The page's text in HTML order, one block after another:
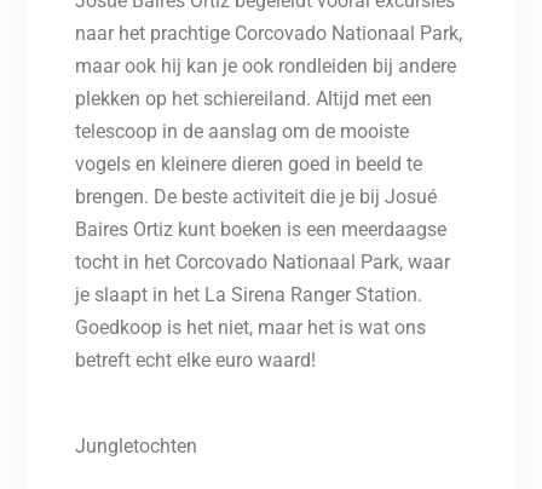
naar het prachtige Corcovado Nationaal Park,
maar ook hij kan je ook rondleiden bij andere
plekken op het schiereiland. Altijd met een
telescoop in de aanslag om de mooiste
vogels en kleinere dieren goed in beeld te
brengen. De beste activiteit die je bij Josué
Baires Ortiz kunt boeken is een meerdaagse
tocht in het Corcovado Nationaal Park, waar
je slaapt in het La Sirena Ranger Station.
Goedkoop is het niet, maar het is wat ons
betreft echt elke euro waard!
Jungletochten